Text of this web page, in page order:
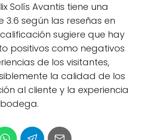
Solís Avantis tiene una
3.6 según las reseñas en
sugiere que hay
positivos como negativos
de los visitantes,
la calidad de los
al cliente y la experiencia